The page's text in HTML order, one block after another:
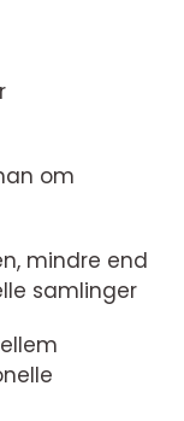
om
mindre end
samlinger